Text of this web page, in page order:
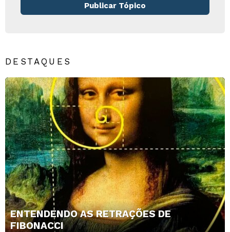
Publicar Tópico
DESTAQUES
ENTENDENDO AS RETRAÇÕES DE
FIBONACCI